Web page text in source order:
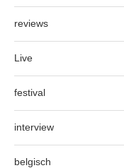
reviews
Live
festival
interview
belgisch